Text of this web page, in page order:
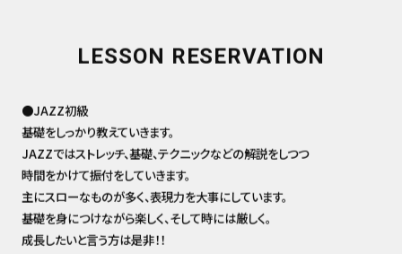
LESSON RESERVATION
●JAZZ初級
基礎をしっかり教えていきます。
JAZZではストレッチ、基礎、テクニックなどの解説をしつつ
時間をかけて振付をしていきます。
主にスローなものが多く、表現力を大事にしています。
基礎を身につけながら楽しく、そして時には厳しく。
成長したいと言う方は是非！！